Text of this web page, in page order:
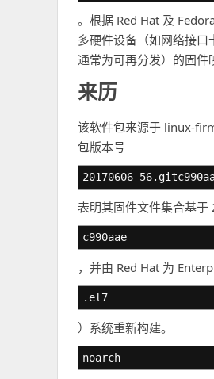
。根据 Red Hat 及
多硬件设备（如网络接
通常为可再分发）的固件
来历
该软件包来源于 linux-
包版本号
20170606-
表明其固件文件集合基
c990aae
，并由 Red Hat 为
.el7
）系统重新构建。
noarch